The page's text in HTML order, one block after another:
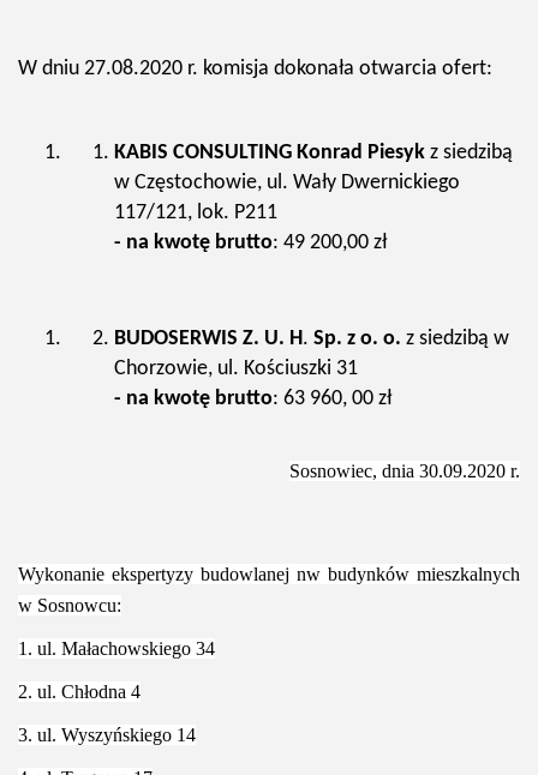
W dniu 27.08.2020 r. komisja dokonała otwarcia ofert:
KABIS CONSULTING Konrad Piesyk z siedzibą
w Częstochowie, ul. Wały Dwernickiego
117/121, lok. P211
- na kwotę brutto: 49 200,00 zł
BUDOSERWIS Z. U. H. Sp. z o. o. z siedzibą w
Chorzowie, ul. Kościuszki 31
- na kwotę brutto: 63 960, 00 zł
Sosnowiec, dnia 30.09.2020 r.
Wykonanie ekspertyzy budowlanej nw budynków mieszkalnych
w Sosnowcu:
1. ul. Małachowskiego 34
2. ul. Chłodna 4
3. ul. Wyszyńskiego 14